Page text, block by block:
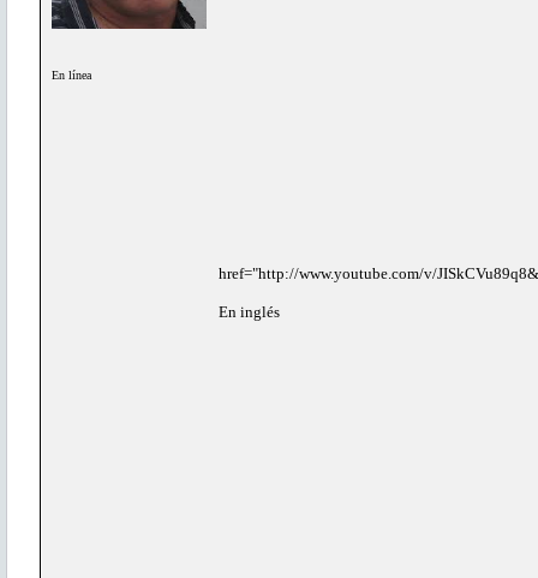
En línea
href="http://www.youtube.com/v/
En inglés